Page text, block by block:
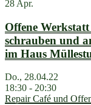
28 Apr.
Offene
schrauben und
im Haus
Do., 28.04.22
18:30 - 20:30
Repair Café und